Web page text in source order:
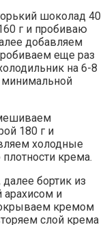
шоколад 40
г и пробиваю
добавляем
еще раз
на 6-8
минимальной
180 г и
холодные
крема.
бортик из
и
кремом
слой крема